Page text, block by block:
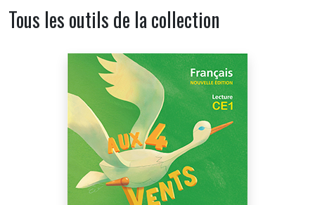
Tous les outils de la collection